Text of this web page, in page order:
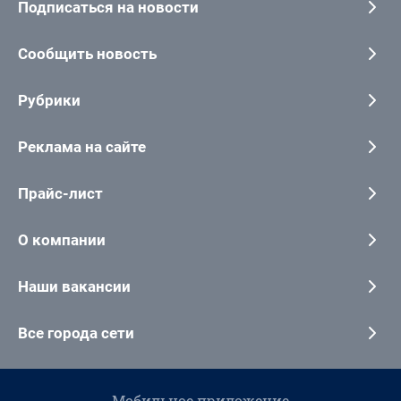
Подписаться на новости
Сообщить новость
Рубрики
Реклама на сайте
Прайс-лист
О компании
Наши вакансии
Все города сети